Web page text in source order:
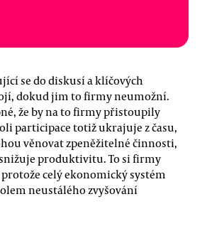
se do diskusí a klíčových
dokud jim to firmy neumožní.
že by na to firmy přistoupily
participace totiž ukrajuje z času,
věnovat zpeněžitelné činnosti,
produktivitu. To si firmy
celý ekonomický systém
neustálého zvyšování